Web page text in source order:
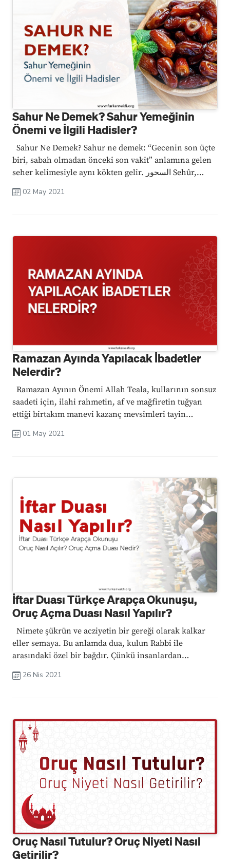
Sahur Ne Demek? Sahur Yemeğinin
Önemi ve İlgili Hadisler?
Sahur Ne Demek? Sahur ne demek: “Gecenin son üçte
biri, sabah olmadan önceki son vakit” anlamına gelen
seher kelimesiyle aynı kökten gelir. السحور Sehûr,
02 May 2021
Ramazan Ayında Yapılacak İbadetler
Nelerdir?
Ramazan Ayının Önemi Allah Teala, kullarının sonsuz
saadeti için, ilahi rahmetin, af ve mağfiretin tuğyan
ettiği birtakım manevi kazanç mevsimleri tayin
01 May 2021
İftar Duası Türkçe Arapça Okunuşu,
Oruç Açma Duası Nasıl Yapılır?
Nimete şükrün ve acziyetin bir gereği olarak kalkar
eller semaya. Bu anlamda dua, kulun Rabbi ile
arasındaki özel bir bağdır. Çünkü insanlardan
anlatır kul. Hayatımızın ...
26 Nis 2021
Oruç Nasıl Tutulur? Oruç Niyeti Nasıl
Getirilir?